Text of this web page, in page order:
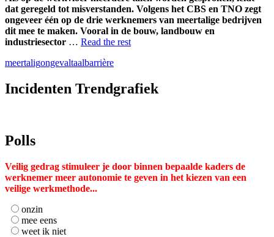
om
naar
het
geselecteerde
u
touch-
en
swipetekens
dat geregeld tot misverstanden. Volgens het CBS en TNO zegt
ongeveer één op de drie werknemers van meertalige bedrijven
dit mee te maken. Vooral in de bouw, landbouw en
industriesector … Read the rest
meertaligongevaltaalbarrière
Incidenten Trendgrafiek
Polls
Veilig gedrag stimuleer je door binnen bepaalde kaders de
werknemer meer autonomie te geven in het kiezen van een
veilige werkmethode...
onzin
mee eens
weet ik niet